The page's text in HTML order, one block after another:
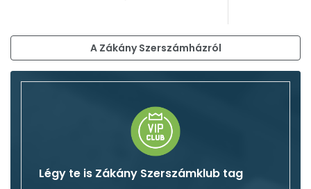
A Zákány Szerszámházról
Légy te is Zákány Szerszámklub tag